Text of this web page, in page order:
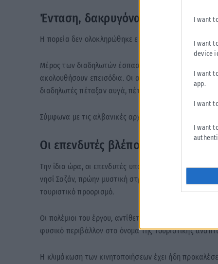
I want
I want
device
I want
app.
I want
I want
Ένταση, δακρυγόνα και συλλήψεις
Η πορεία δεν ολοκληρώθηκε ειρηνικά.
Μέρος των διαδηλωτών έσπασε τον αστυνομικό
ακολουθήσουν επεισόδια. Οι αστυνομικές δυνάμεις
διαδηλωτές πέταξαν αυγά, πέτρες και άλλα
Σύμφωνα με τις αλβανικές αρχές, 15 αστυνομικοί
Οι επενδυτές βλέπουν μια νέα
Την ίδια ώρα, οι επενδυτές υποστηρίζουν ότι το
νησί Σαζάν, πρώην μυστική στρατιωτική βάση της
τουριστικό προορισμό.
Οι πολέμιοι του έργου, αντίθετα, κάνουν λόγο για
φυσικό περιβάλλον στο όνομα της τουριστικής
Η κλιμάκωση των κινητοποιήσεων έχει ήδη